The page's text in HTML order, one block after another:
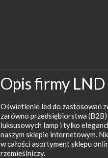
Opis firmy LND
Oświetlenie led do zastosowań
zarówno przedsiębiorstwa
luksusowych lamp i tylko
naszym sklepie internetowym.
w całości asortyment sklepu
rzemieślniczy.